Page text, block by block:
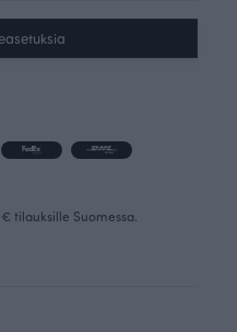
tilauksille Suomessa.